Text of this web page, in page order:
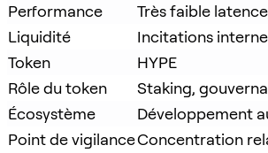
Performance
Très faible
Liquidité
Incitations
Token
HYPE
Rôle du token
Staking,
Écosystème
Développement
Point de vigilanceConcentration